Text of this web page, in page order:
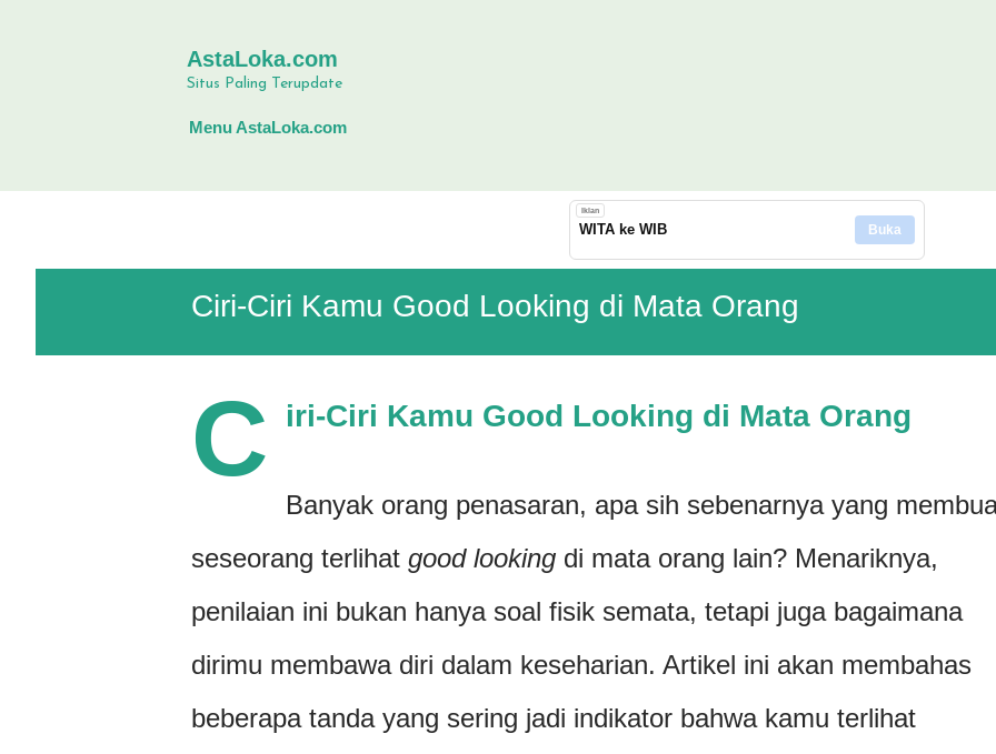
AstaLoka.com
Situs Paling Terupdate
Menu AstaLoka.com
Iklan
WITA ke WIB Buka
Ciri-Ciri Kamu Good Looking di Mata Orang
C iri-Ciri Kamu Good Looking di Mata Orang
Banyak orang penasaran, apa sih sebenarnya yang
seseorang terlihat good looking di mata orang lain? Menariknya,
penilaian ini bukan hanya soal fisik semata, tetapi juga bagaimana
dirimu membawa diri dalam keseharian. Artikel ini akan membahas
beberapa tanda yang sering jadi indikator bahwa kamu terlihat